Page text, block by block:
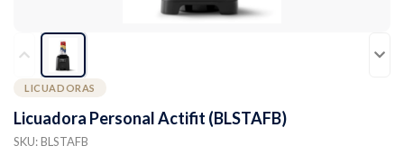
LICUADORAS
Licuadora Personal Actifit (BLSTAFB)
SKU: BLSTAFB